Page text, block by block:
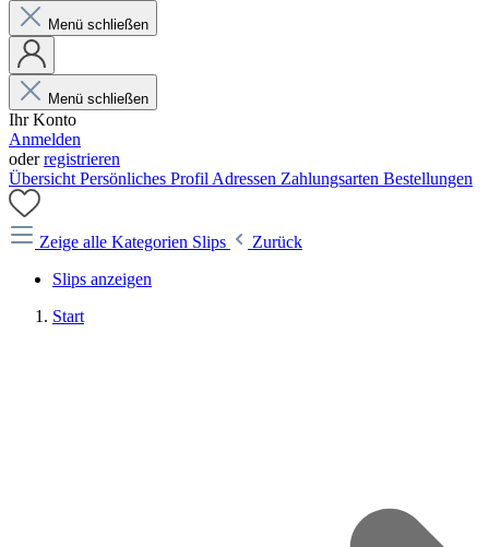
Menü schließen
Menü schließen
Ihr Konto
Anmelden
oderregistrieren
Übersicht Persönliches Profil Adressen Zahlungsarten Bestellungen
Zeige alle Kategorien Slips
Zurück
Slips anzeigen
Start